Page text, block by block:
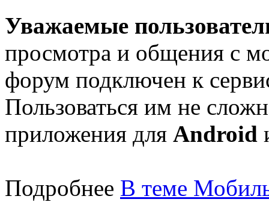
Уважаемые
просмотра и общения с
форум подключен к
Пользоваться им не
приложения для Android
Подробнее В теме